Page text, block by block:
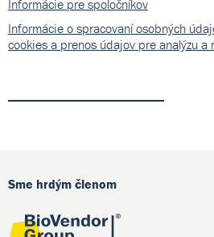
Informácie pre spoločníkov
Informácie o spracovaní osobných
cookies a prenos údajov pre analýzu a
Sme hrdým členom